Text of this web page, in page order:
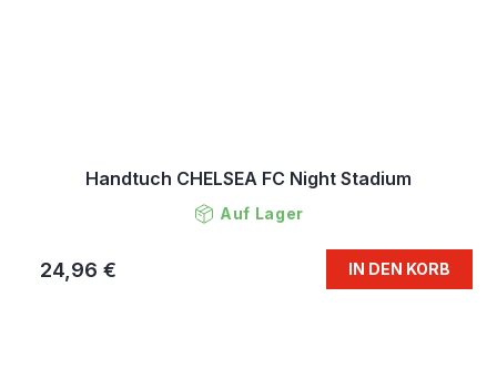
Handtuch CHELSEA FC Night Stadium
Auf Lager
24,96 € IN DEN KORB